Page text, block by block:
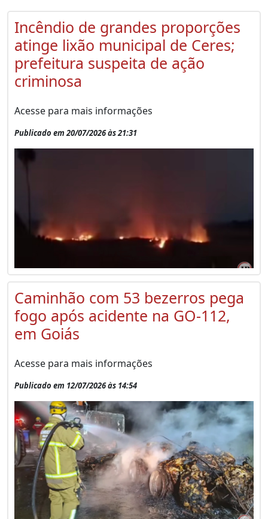
Incêndio de grandes proporções
atinge lixão municipal de Ceres;
prefeitura suspeita de ação
criminosa
Acesse para mais informações
Publicado em 20/07/2026 às 21:31
Caminhão com 53 bezerros pega
fogo após acidente na GO-112,
em Goiás
Acesse para mais informações
Publicado em 12/07/2026 às 14:54